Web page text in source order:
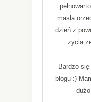
masła
dzień z
życia
Bardzo
blogu :)